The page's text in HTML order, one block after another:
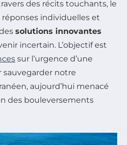
des récits touchants, le
individuelles et
solutions innovantes
incertain. L’objectif est
sur l’urgence d’une
sauvegarder notre
aujourd’hui menacé
des bouleversements